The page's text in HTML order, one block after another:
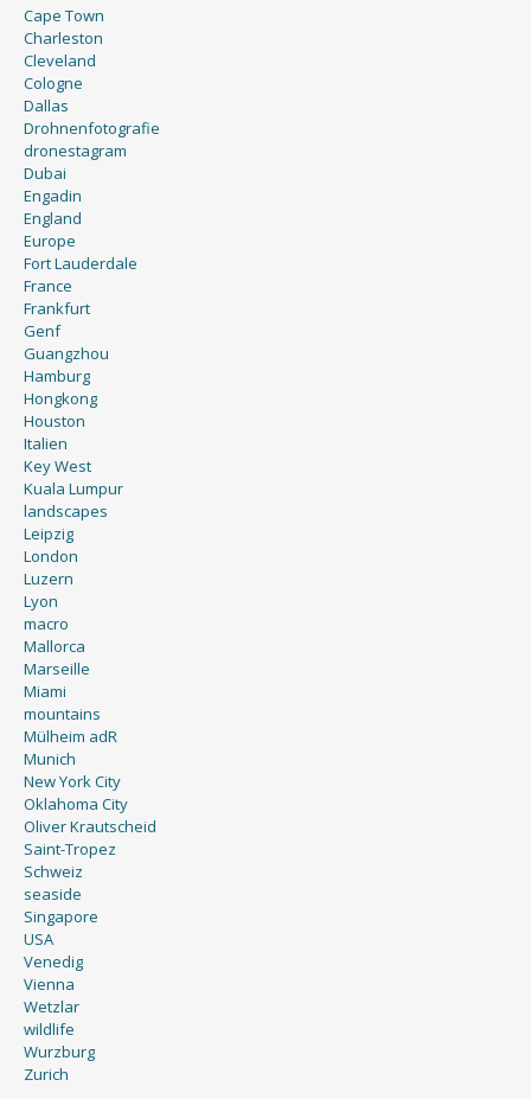
Cape Town
Charleston
Cleveland
Cologne
Dallas
Drohnenfotografie
dronestagram
Dubai
Engadin
England
Europe
Fort Lauderdale
France
Frankfurt
Genf
Guangzhou
Hamburg
Hongkong
Houston
Italien
Key West
Kuala Lumpur
landscapes
Leipzig
London
Luzern
Lyon
macro
Mallorca
Marseille
Miami
mountains
Mülheim adR
Munich
New York City
Oklahoma City
Oliver Krautscheid
Saint-Tropez
Schweiz
seaside
Singapore
USA
Venedig
Vienna
Wetzlar
wildlife
Wurzburg
Zurich